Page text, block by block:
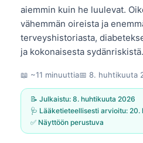
aiemmin kuin he luulevat.
vähemmän oireista ja
terveyshistoriasta,
ja kokonaisesta sydänriskistä.
📖 ~11 minuuttia📅 8. huhtikuuta
📝 Julkaistu: 8. huhtikuuta 2026
🩺 Lääketieteellisesti arvioitu: 20.
✅ Näyttöön perustuva